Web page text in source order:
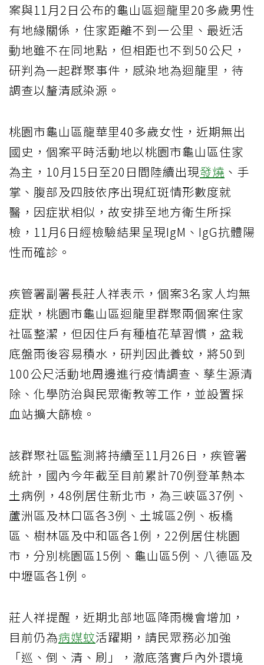
案與11月2日公布的龜山區迴龍里20多歲男性
有地緣關係，住家距離不到一公里、最近活
動地雖不在同地點，但相距也不到50公尺，
研判為一起群聚事件，感染地為迴龍里，待
調查以釐清感染源。
桃園市龜山區龍華里40多歲女性，近期無出
國史，個案平時活動地以桃園市龜山區住家
為主，10月15日至20日間陸續出現發燒 、手
掌、腹部及四肢依序出現紅斑情形數度就
醫，因症狀相似，故安排至地方衛生所採
檢，11月6日經檢驗結果呈現IgM、IgG抗體陽
性而確診。
疾管署副署長莊人祥表示，個案3名家人均無
症狀，桃園市龜山區迴龍里群聚兩個案住家
社區整潔，但因住戶有種植花草習慣，盆栽
底盤雨後容易積水，研判因此養蚊，將50到
100公尺活動地周邊進行疫情調查、孳生源清
除、化學防治與民眾衛教等工作，並設置採
血站擴大篩檢。
該群聚社區監測將持續至11月26日，疾管署
統計，國內今年截至目前累計70例登革熱本
土病例，48例居住新北市，為三峽區37例、
蘆洲區及林口區各3例、土城區2例、板橋
區、樹林區及中和區各1例，22例居住桃園
市，分別桃園區15例、龜山區5例、八德區及
中壢區各1例。
莊人祥提醒，近期北部地區降雨機會增加，
目前仍為病媒蚊活躍期，請民眾務必加強
「巡、倒、清、刷」，澈底落實戶內外環境